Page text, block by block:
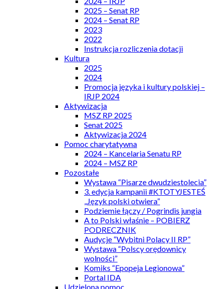
2025 – Senat RP
2024 – Senat RP
2023
2022
Instrukcja rozliczenia dotacji
Kultura
2025
2024
Promocja języka i kultury polskiej –
IRJP 2024
Aktywizacja
MSZ RP 2025
Senat 2025
Aktywizacja 2024
Pomoc charytatywna
2024 – Kancelaria Senatu RP
2024 – MSZ RP
Pozostałe
Wystawa “Pisarze dwudziestolecia”
3. edycja kampanii #KTOTYJESTEŚ
„Język polski otwiera”
Podziemie łączy / Pogrindis jungia
A to Polski właśnie – POBIERZ
PODRECZNIK
Audycje “Wybitni Polacy II RP”
Wystawa “Polscy orędownicy
wolności”
Komiks “Epopeja Legionowa”
Portal IDA
Udzielona pomoc